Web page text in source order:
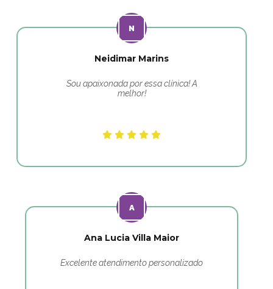
Neidimar Marins
Sou apaixonada por essa clínica! A
melhor!
Ana Lucia Villa Maior
Excelente atendimento personalizado